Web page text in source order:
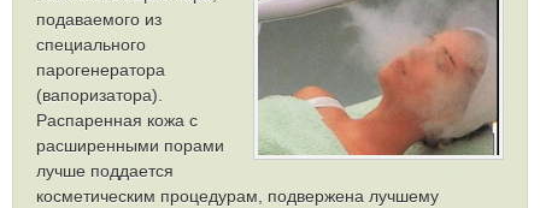
подаваемого из
специального
парогенератора
(вапоризатора).
Распаренная кожа с
расширенными порами
лучше поддается
косметическим процедурам, подвержена лучшему